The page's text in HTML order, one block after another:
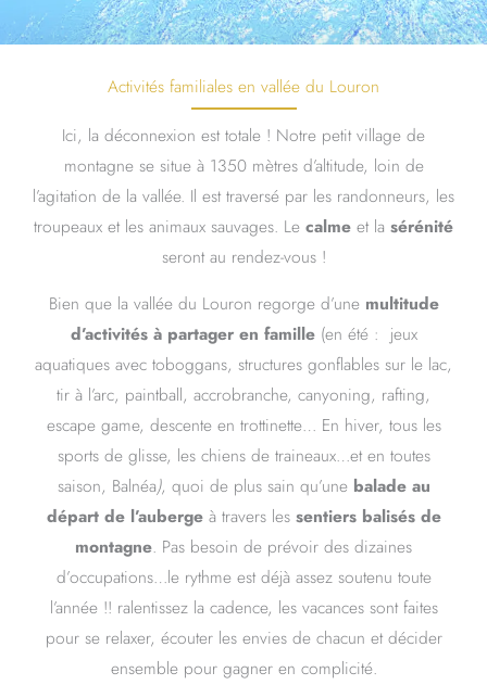
Activités familiales en vallée du Louron
Ici, la déconnexion est totale ! Notre petit village de
montagne se situe à 1350 mètres d’altitude, loin de
l’agitation de la vallée. Il est traversé par les randonneurs, les
troupeaux et les animaux sauvages. Le calme et la sérénité
seront au rendez-vous !
Bien que la vallée du Louron regorge d’une multitude
d’activités à partager en famille(en été : jeux
aquatiques avec toboggans, structures gonflables sur le lac,
tir à l’arc, paintball, accrobranche, canyoning, rafting,
escape game, descente en trottinette… En hiver, tous les
sports de glisse, les chiens de traineaux…et en toutes
saison, Balnéa), quoi de plus sain qu’une balade au
départ de l’aubergeà travers les sentiers balisés de
montagne. Pas besoin de prévoir des dizaines
d’occupations…le rythme est déjà assez soutenu toute
l’année !! ralentissez la cadence, les vacances sont faites
pour se relaxer, écouter les envies de chacun et décider
ensemble pour gagner en complicité.